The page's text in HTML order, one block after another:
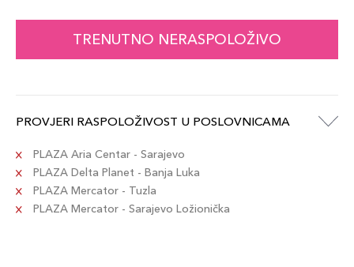
TRENUTNO NERASPOLOŽIVO
PROVJERI RASPOLOŽIVOST U POSLOVNICAMA
PLAZA Aria Centar - Sarajevo
PLAZA Delta Planet - Banja Luka
PLAZA Mercator - Tuzla
PLAZA Mercator - Sarajevo Ložionička